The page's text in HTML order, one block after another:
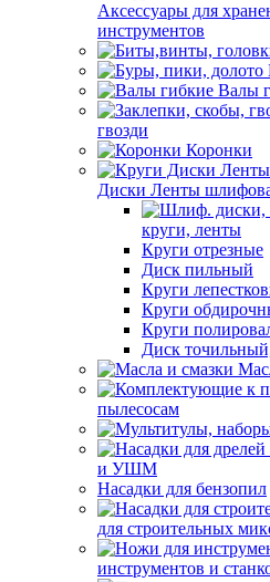
Аксессуары для
инструментов
Валы
гвозди
Коронки
Диски Ленты
круги, ленты
Круги отрезные
Диск пильный
Круги
Круги
Круги
Диск
пылесосам
и УШМ
Насадки для бензопил
для строительных
инструментов и